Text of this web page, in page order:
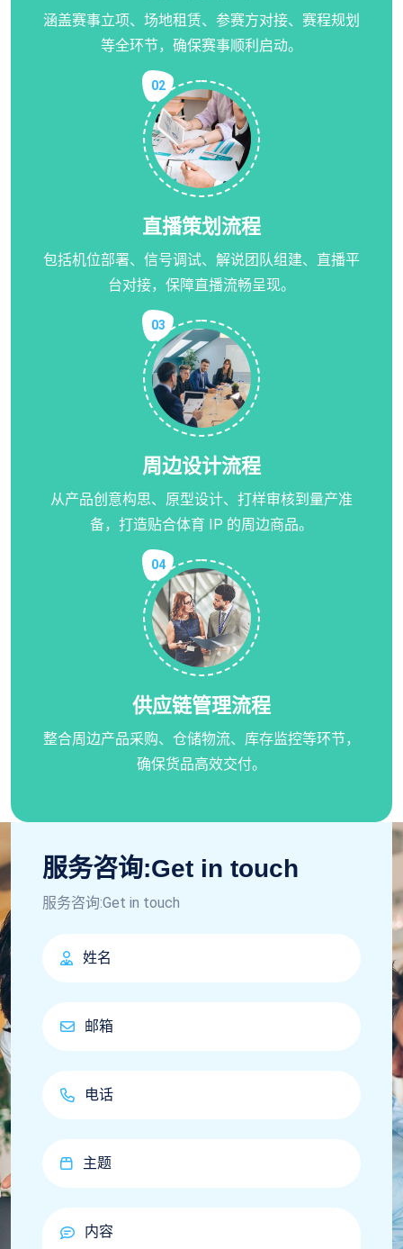
涵盖赛事立项、场地租赁、参赛方对接、赛程规划
等全环节，确保赛事顺利启动。
02
直播策划流程
包括机位部署、信号调试、解说团队组建、直播平
台对接，保障直播流畅呈现。
03
周边设计流程
从产品创意构思、原型设计、打样审核到量产准
备，打造贴合体育 IP 的周边商品。
04
供应链管理流程
整合周边产品采购、仓储物流、库存监控等环节，
确保货品高效交付。
服务咨询:Get in touch
服务咨询:Get in touch